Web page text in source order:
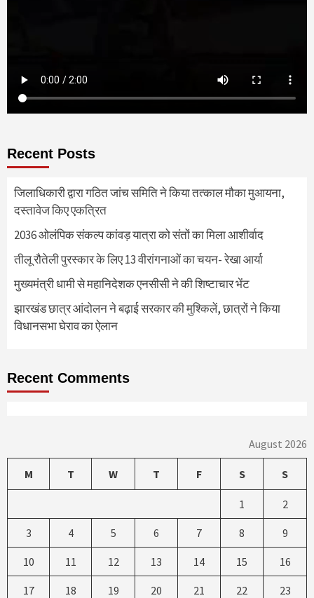
Recent Posts
जिलाधिकारी द्वारा गठित जांच समिति ने किया तत्काल मौका मुआयना,
दस्तावेज किए एकत्रित
2036 ओलंपिक संकल्प कांवड़ यात्रा को संतों का मिला आशीर्वाद
तीलू रौतेली पुरस्कार के लिए 13 वीरांगनाओं का चयन- रेखा आर्या
मुख्यमंत्री धामी से महानिदेशक एनसीसी ने की शिष्टाचार भेंट
झारखंड छात्र आंदोलन ने बढ़ाई सरकार की मुश्किलें, छात्रों ने किया
विधानसभा घेराव का ऐलान
Recent Comments
August 2026
M T W T F S S
1 2
3 4 5 6 7 8 9
10 11 12 13 14 15 16
17 18 19 20 21 22 23